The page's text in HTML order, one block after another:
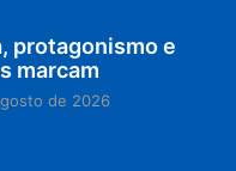
protagonismo e
marcam
de 2026